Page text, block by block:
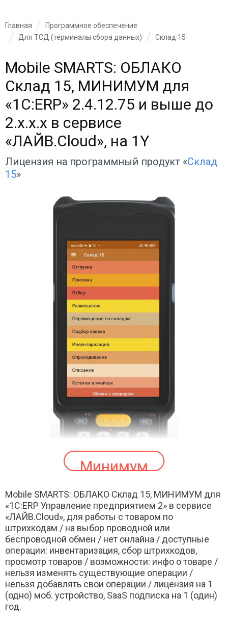
Главная
Программное обеспечение
Для ТСД (терминалы сбора данных)
Склад 15
Mobile SMARTS: ОБЛАКО
Склад 15, МИНИМУМ для
«1С:ERP» 2.4.12.75 и выше до
2.x.x.x в сервисе
«ЛАЙВ.Cloud», на 1Y
Лицензия на программный продукт «Склад
15»
Минимум
Mobile SMARTS: ОБЛАКО Склад 15, МИНИМУМ для
«1С:ERP Управление предприятием 2» в сервисе
«ЛАЙВ.Cloud», для работы с товаром по
штрихкодам / на выбор проводной или
беспроводной обмен / нет онлайна / доступные
операции: инвентаризация, сбор штрихкодов,
просмотр товаров / возможности: инфо о товаре /
нельзя изменять существующие операции /
нельзя добавлять свои операции / лицензия на 1
(одно) моб. устройство, SaaS подписка на 1 (один)
год.